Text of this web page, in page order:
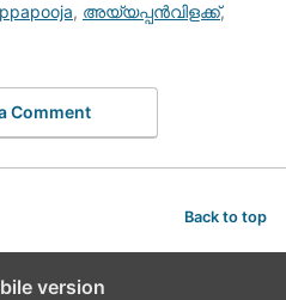
, അയ്യപ്പന്‍വിളക്ക്,
Comment
Back to top
version